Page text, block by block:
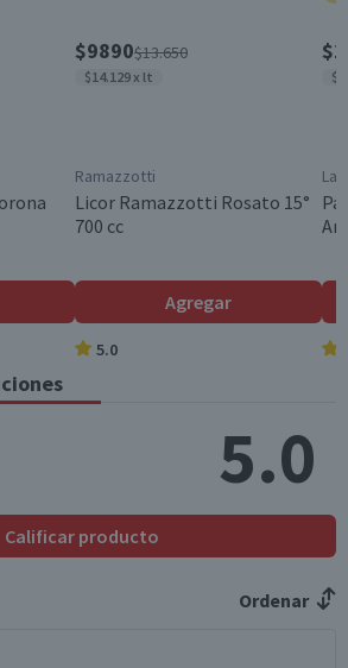
quesos curados y maduros,
comidas especiadas
fresco, seco y oscuro. Entre 12°C y
$9890$13.650
$14.129 x lt
Ramazzotti
Licor Ramazzotti Rosato 15°
700 cc
Agregar
5.0
5.0
Calificar producto
Ordenar